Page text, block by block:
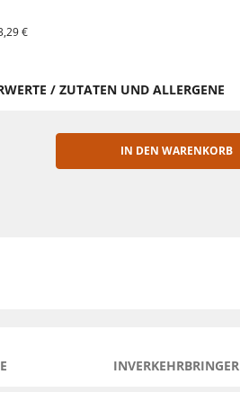
€
/ ZUTATEN UND ALLERGENE
IN DEN WARENKORB
INVERKEHRBRINGER